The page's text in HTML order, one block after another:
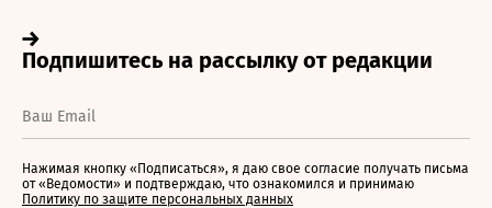
Нажимая кнопку «Подписаться», я даю свое согласие получать письма
от «Ведомости» и подтверждаю, что ознакомился и принимаю
Политику по защите персональных данных